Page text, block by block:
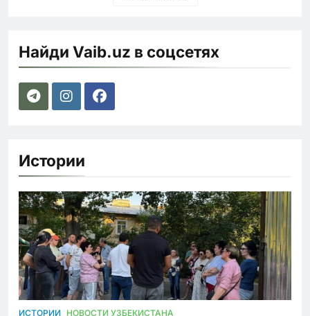
Найди Vaib.uz в соцсетях
Истории
ИСТОРИИ НОВОСТИ УЗБЕКИСТАНА